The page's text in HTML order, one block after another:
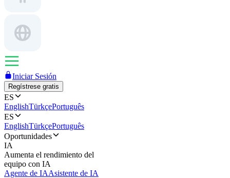
Iniciar Sesión
Regístrese gratis
ES
EnglishTürkçePortuguês
ES
EnglishTürkçePortuguês
Oportunidades
IA
Aumenta el rendimiento del
equipo con IA
Agente de IAAsistente de IA